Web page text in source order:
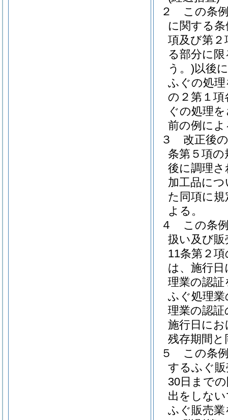
２
この条
に関する条
項及び第
る部分に限
う。)以後
ふぐの処
の２第１
ぐの処理
前の例によ
３
改正後
条第５項の
後に調理
加工品に
た同項に
よる。
４
この条
扱い及び
11条第２
は、施行
理業の認
ふぐ処理
理業の認
施行日に
残存期間
５
この条
するふぐ
30日まで
出をしな
ふぐ販売